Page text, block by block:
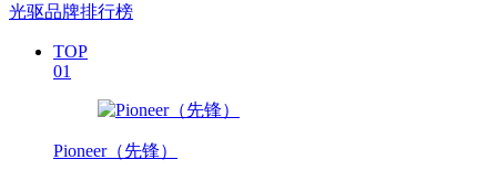
光驱品牌排行榜
TOP
01
Pioneer（先锋）